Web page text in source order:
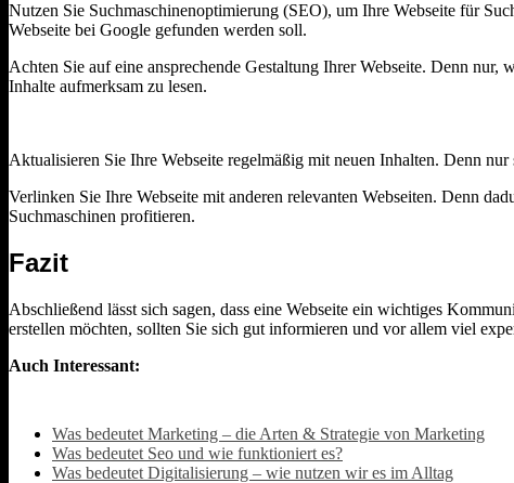
Nutzen Sie Suchmaschinenoptimierung (SEO), um Ihre Webseite für
Webseite bei Google gefunden werden soll.
Achten Sie auf eine ansprechende Gestaltung Ihrer Webseite. Denn
Inhalte aufmerksam zu lesen.
Aktualisieren Sie Ihre Webseite regelmäßig mit neuen Inhalten. Denn
Verlinken Sie Ihre Webseite mit anderen relevanten Webseiten. Denn
Suchmaschinen profitieren.
Fazit
Abschließend lässt sich sagen, dass eine Webseite ein wichtiges
erstellen möchten, sollten Sie sich gut informieren und vor allem viel
Auch Interessant:
Was bedeutet Marketing – die Arten & Strategie von Marketing
Was bedeutet Seo und wie funktioniert es?
Was bedeutet Digitalisierung – wie nutzen wir es im Alltag